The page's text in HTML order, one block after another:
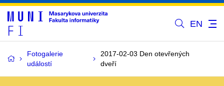
EN
Fotogalerie
událostí
2017-02-03 Den otevřených
dveří